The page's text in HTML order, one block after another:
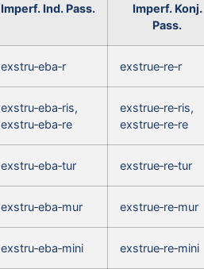
Imperf. Ind. Pass.
Imperf. Konj.
Pass.
exstru‑eba‑r exstrue‑re‑r
exstru‑eba‑ris,
exstru‑eba‑re
exstrue‑re‑ris,
exstrue‑re‑re
exstru‑eba‑tur exstrue‑re‑tur
exstru‑eba‑mur exstrue‑re‑mur
exstru‑eba‑mini exstrue‑re‑mini